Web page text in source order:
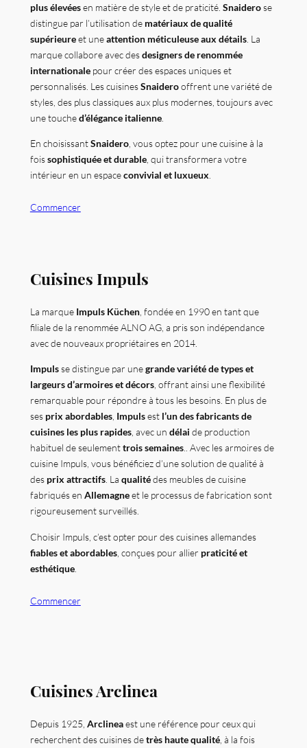
plus élevéesen matière de style et de praticité. Snaiderose
distingue par l’utilisation de matériaux de qualité
supérieureet uneattention méticuleuse aux détails. La
marque collabore avec desdesigners de renommée
internationalepour créer des espaces uniques et
personnalisés. Les cuisinesSnaiderooffrent une variété de
styles, des plus classiques aux plus modernes, toujours avec
une touched’élégance italienne.
En choisissantSnaidero, vous optez pour une cuisine à la
foissophistiquée et durable, qui transformera votre
intérieur en un espaceconvivial et luxueux
Commencer
Cuisines Impuls
La marque Impuls Küchen, fondée en 1990 en tant que
filiale de la renommée ALNO AG, a pris son indépendance
avec de nouveaux propriétaires en 2014.
Impulsse distingue par unegrande variété de types et
largeurs d’armoires et décors, offrant ainsi une flexibilité
remarquable pour répondre à tous les besoins. En plus de
sesprix abordables, Impulsest l’un des fabricants de
cuisines les plus rapides, avec un délai de production
habituel de seulementtrois semaines.. Avec les armoires de
cuisine Impuls, vous bénéficiez d’une solution de qualité à
desprix attractifs. La qualitédes meubles de cuisine
fabriqués en Allemagneet le processus de fabrication sont
rigoureusement surveillés.
Choisir Impuls, c’est opter pour des cuisines allemandes
fiables et abordables, conçues pour allier praticité et
esthétique.
Commencer
Cuisines Arclinea
Depuis 1925, Arclineaest une référence pour ceux qui
recherchent des cuisines detrès haute qualité, à la fois